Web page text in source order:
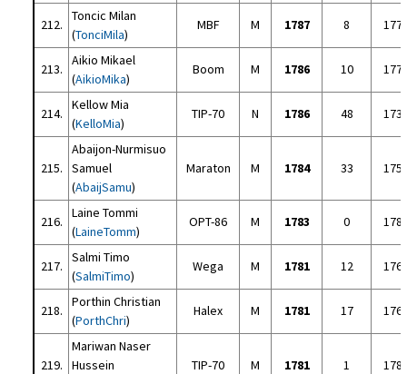
212.
Toncic Milan
(TonciMila)
MBF M 1787 8
213.
Aikio Mikael
(AikioMika)
Boom M 1786 10
214.
Kellow Mia
(KelloMia)
TIP-70 N 1786 48
215.
Abaijon-Nurmisuo
Samuel
(AbaijSamu)
Maraton M 1784 33
216.
Laine Tommi
(LaineTomm)
OPT-86 M 1783 0
217.
Salmi Timo
(SalmiTimo)
Wega M 1781 12
218.
Porthin Christian
(PorthChri)
Halex M 1781 17
219.
Mariwan Naser
Hussein
TIP-70 M 1781 1